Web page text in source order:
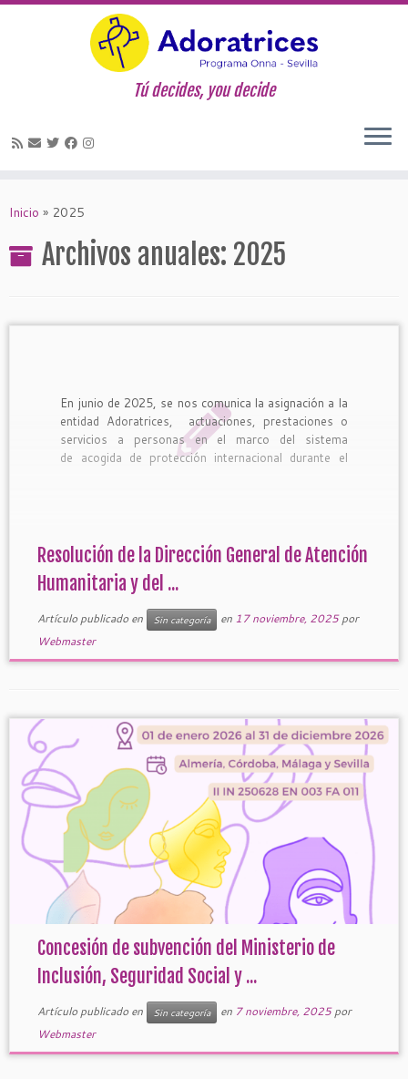
Tú decides, you decide
Inicio » 2025
Archivos anuales: 2025
En junio de 2025, se nos comunica la asignación a la
entidad Adoratrices, actuaciones, prestaciones o
servicios a personas en el marco del sistema
de acogida de protección internacional durante el
Resolución de la Dirección General de Atención
Humanitaria y del ...
Artículo publicado en Sin categoría en 17 noviembre, 2025 por
Webmaster
Concesión de subvención del Ministerio de
Inclusión, Seguridad Social y ...
Artículo publicado en Sin categoría en 7 noviembre, 2025 por
Webmaster